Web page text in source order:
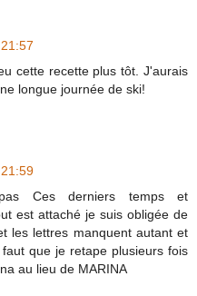
cette recette plus tôt. J'aurais
longue journée de ski!
Ces derniers temps et
est attaché je suis obligée de
les lettres manquent autant et
que je retape plusieurs fois
au lieu de MARINA